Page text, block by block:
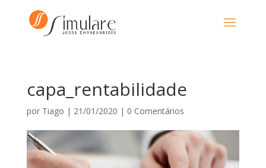
capa_rentabilidade
por Tiago | 21/01/2020 | 0 Comentários